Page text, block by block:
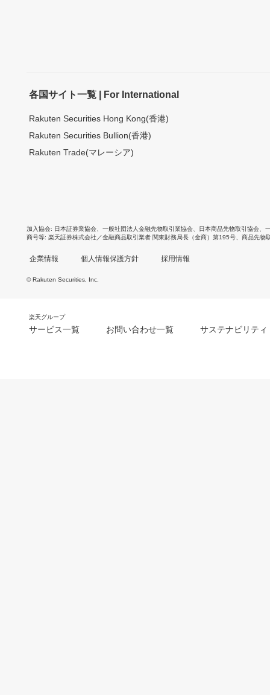
各国サイト一覧 | For International
Rakuten Securities Hong Kong(香港)
Rakuten Securities Bullion(香港)
Rakuten Trade(マレーシア)
加入協会 日本証券業協会 一般社団法人金融先物取引業協会 日本商品先物取引協会
商号等 楽天証券株式会社／金融商品取引業者 関東財務局長（金商）第195号、商品先物
企業情報 個人情報保護方針 採用情報
© Rakuten Securities, Inc.
楽天グループ
サービス一覧 お問い合わせ一覧 サステナビリティ